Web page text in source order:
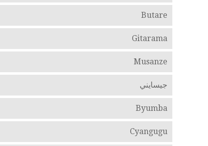
Butare
Gitarama
Musanze
جيسايني
Byumba
Cyangugu